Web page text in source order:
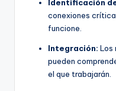
Identificación
conexiones
funcione.
Integración: Los
pueden
el que trabajarán.